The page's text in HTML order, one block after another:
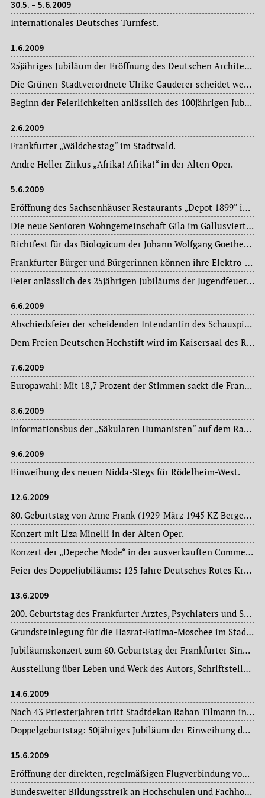
30.5. – 5.6.2009
Internationales Deutsches Turnfest.
1.6.2009
25jähriges Jubiläum der Eröffnung des Deutschen Architekturmuseums.
Die Grünen-Stadtverordnete Ulrike Gauderer scheidet wegen eines neuen Jobs bei einem Versorger vorzeitig aus der Stadtverordnetenversammlung aus.
Beginn der Feierlichkeiten anlässlich des 100jährigen Jubiläums des Fußballvereins FV09 Eschersheim.
2.6.2009
Frankfurter „Wäldchestag“ im Stadtwald.
Andre Heller-Zirkus „Afrika! Afrika!“ in der Alten Oper.
5.6.2009
Eröffnung des Sachsenhäuser Restaurants „Depot 1899“ im ehemaligen Straßenbahndepot von 1899 an der Textorstraße.
Die neue Senioren Wohngemeinschaft Gila im Gallusviertel stellt sich der Öffentlichkeit vor.
Richtfest für das Biologicum der Johann Wolfgang Goethe-Universität auf dem Campus Riedberg.
Frankfurter Bürger und Bürgerinnen können ihre Elektro-Kleingeräte (Handys und Laptops) beim städtischen Recyclingzentrum Frankfurt entsorgen und bekommen dafür eine Abwrackprämie: einen Einkaufsgutschein des Computerherstellers Hewlett Packard.
Feier anlässlich des 25jährigen Jubiläums der Jugendfeuerwehr Heddernheim u. a. mit einer Wettbewerbs- und Fahrzeugschau im Nordwestzentrum.
6.6.2009
Abschiedsfeier der scheidenden Intendantin des Schauspiel Frankfurt, Elisabeth Schweeger, im Foyer des Großen Hauses.
Dem Freien Deutschen Hochstift wird im Kaisersaal des Römers der mit 50.000,- € dotierte Binding-Kulturpreis verliehen.
7.6.2009
Europawahl: Mit 18,7 Prozent der Stimmen sackt die Frankfurter SPD auf einen historischen Tiefstand. Die Grünen erzielen 23,1 Prozent der Stimmen, die CDU 30,9 Prozent, die FDP 14,0 Prozent und die Linke 6,1 Prozent.
8.6.2009
Informationsbus der „Säkularen Humanisten“ auf dem Rathenauplatz.
9.6.2009
Einweihung des neuen Nidda-Stegs für Rödelheim-West.
12.6.2009
80. Geburtstag von Anne Frank (1929-März 1945 KZ Bergen-Belsen). Aus diesem Anlass wird vor dem einstigen Wohnhaus der Familie Frank, Marbachweg 307, in Anwesenheit von Buddy Elias, dem 84jährigen Vetter und einzigen noch lebenden Angehörigen von Anne Frank, feierlich eine Gedenktafel für Anne Frank enthüllt (Gestaltung der Tafel von Bernd Fischer, Offenbach am Main). Bedauerlicherweise ist das Zitat an der Gedenkstele aus Anne Franks Tagebuch falsch zitiert. Der Satz, ein Tagebucheintrag der Anne Frank vom 11. April 1944, zitiert statt „allein“ fehlerhaft „alle“.
Konzert mit Liza Minelli in der Alten Oper.
Konzert der „Depeche Mode“ in der ausverkauften Commerzbank-Arena.
Feier des Doppeljubiläums: 125 Jahre Deutsches Rotes Kreuz Rödelheim und 150 Jahre Freiwillige Feuerwehr im Stadtteil Rödelheim.
13.6.2009
200. Geburtstag des Frankfurter Arztes, Psychiaters und Schriftstellers, Geheimen Sanitätsrates Dr. med. Heinrich Hoffmann (1809-1894).
Grundsteinlegung für die Hazrat-Fatima-Moschee im Stadtteil Hausen.
Jubiläumskonzert zum 60. Geburtstag der Frankfurter Singgemeinschaft 1949 e.V. im Saalbau Bornheim.
Ausstellung über Leben und Werk des Autors, Schriftstellers und Psychiaters Dr. med. Heinrich Hoffmann (1809-1894) anlässlich seines 200. Geburtstages im Historischen Museum: „Peter Struwwel – Heinrich Hoffmann“.
14.6.2009
Nach 43 Priesterjahren tritt Stadtdekan Raban Tilmann in den Ruhestand. Das Amt des Stadtdekans hat er insgesamt zwölf Jahre lang bekleidet.
Doppelgeburtstag: 50jähriges Jubiläum der Einweihung der neuen Kirche der evangelisch-lutherischen Nicolai-Gemeinde im Ostend und 100jähriges Jubiläum der Errichtung der Gemeindekirche (im Oktober 1909), Ecke Rhön- und Waldschmidtstraße.
15.6.2009
Eröffnung der direkten, regelmäßigen Flugverbindung von Frankfurt am Main in die afghanische Hauptstadt Kabul.
Bundesweiter Bildungsstreik an Hochschulen und Fachhochschulen.